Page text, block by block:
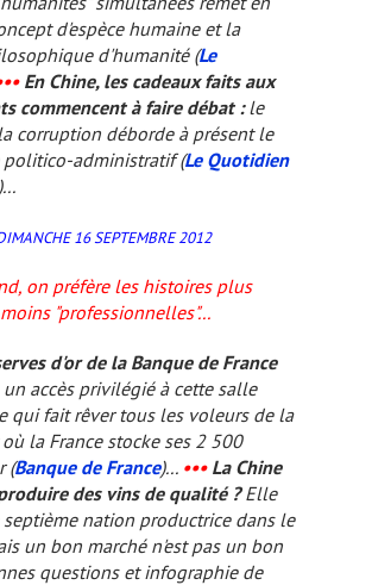
d'espèce humaine et la
d'humanité(Le
En Chine, les cadeaux faits aux
commencent à faire débat :le
corruption déborde à présent le
politico-administratif (Le Quotidien
16 SEPTEMBRE 2012
on préfère les histoires plus
"professionnelles"...
d'or de la Banque de France
accès privilégié à cette salle
qui fait rêver tous les voleurs de la
la France stocke ses 2 500
(Banque de France)... •••La Chine
des vins de qualité ?Elle
nation productrice dans le
un bon marché n'est pas un bon
questions et infographie de